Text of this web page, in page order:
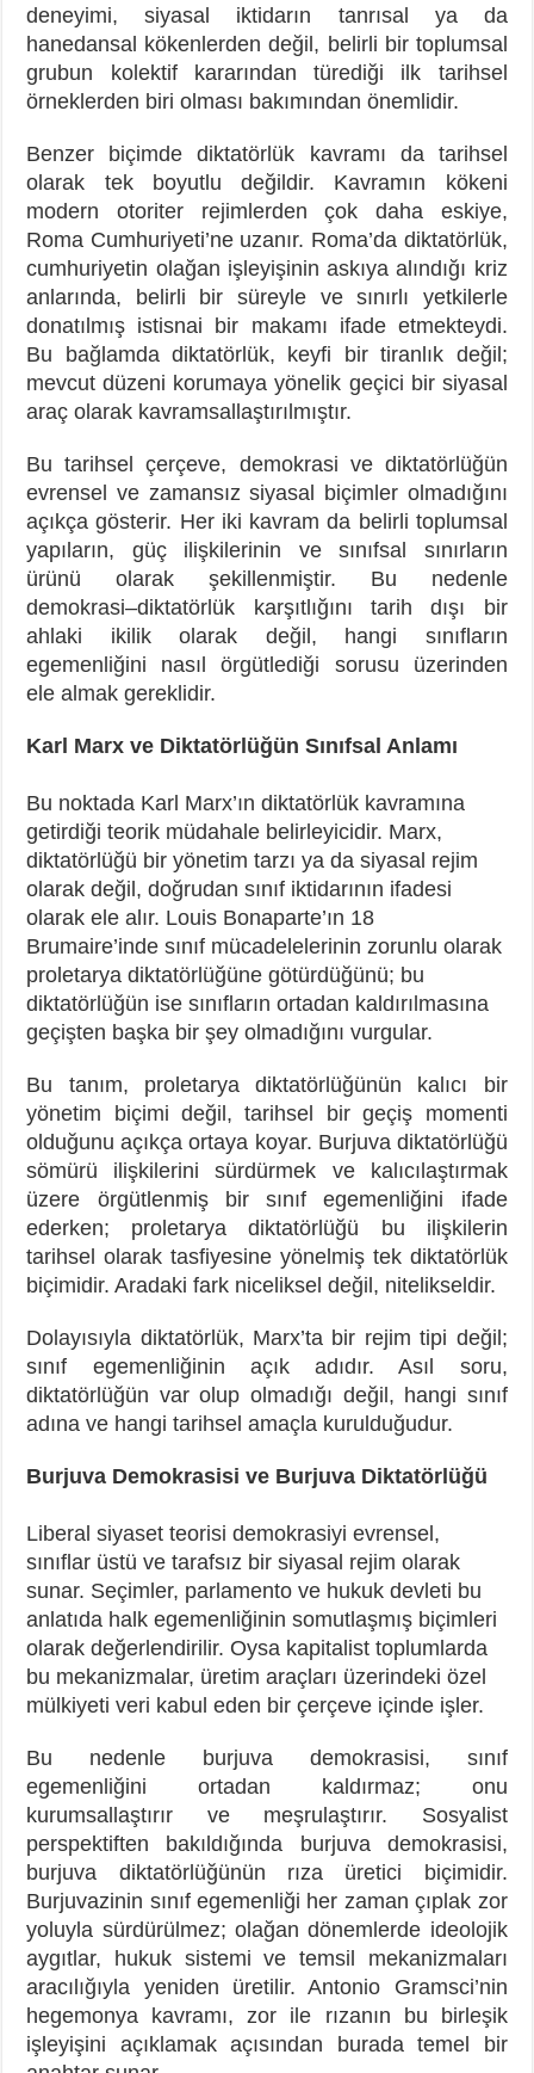
deneyimi, siyasal iktidarın tanrısal ya da
hanedansal kökenlerden değil, belirli bir toplumsal
grubun kolektif kararından türediği ilk tarihsel
örneklerden biri olması bakımından önemlidir.
Benzer biçimde diktatörlük kavramı da tarihsel
olarak tek boyutlu değildir. Kavramın kökeni
modern otoriter rejimlerden çok daha eskiye,
Roma Cumhuriyeti’ne uzanır. Roma’da diktatörlük,
cumhuriyetin olağan işleyişinin askıya alındığı kriz
anlarında, belirli bir süreyle ve sınırlı yetkilerle
donatılmış istisnai bir makamı ifade etmekteydi.
Bu bağlamda diktatörlük, keyfi bir tiranlık değil;
mevcut düzeni korumaya yönelik geçici bir siyasal
araç olarak kavramsallaştırılmıştır.
Bu tarihsel çerçeve, demokrasi ve diktatörlüğün
evrensel ve zamansız siyasal biçimler olmadığını
açıkça gösterir. Her iki kavram da belirli toplumsal
yapıların, güç ilişkilerinin ve sınıfsal sınırların
ürünü olarak şekillenmiştir. Bu nedenle
demokrasi–diktatörlük karşıtlığını tarih dışı bir
ahlaki ikilik olarak değil, hangi sınıfların
egemenliğini nasıl örgütlediği sorusu üzerinden
ele almak gereklidir.
Karl Marx ve Diktatörlüğün Sınıfsal Anlamı
Bu noktada Karl Marx’ın diktatörlük kavramına
getirdiği teorik müdahale belirleyicidir. Marx,
diktatörlüğü bir yönetim tarzı ya da siyasal rejim
olarak değil, doğrudan sınıf iktidarının ifadesi
olarak ele alır. Louis Bonaparte’ın 18
Brumaire’inde sınıf mücadelelerinin zorunlu olarak
proletarya diktatörlüğüne götürdüğünü; bu
diktatörlüğün ise sınıfların ortadan kaldırılmasına
geçişten başka bir şey olmadığını vurgular.
Bu tanım, proletarya diktatörlüğünün kalıcı bir
yönetim biçimi değil, tarihsel bir geçiş momenti
olduğunu açıkça ortaya koyar. Burjuva diktatörlüğü
sömürü ilişkilerini sürdürmek ve kalıcılaştırmak
üzere örgütlenmiş bir sınıf egemenliğini ifade
ederken; proletarya diktatörlüğü bu ilişkilerin
tarihsel olarak tasfiyesine yönelmiş tek diktatörlük
biçimidir. Aradaki fark niceliksel değil, nitelikseldir.
Dolayısıyla diktatörlük, Marx’ta bir rejim tipi değil;
sınıf egemenliğinin açık adıdır. Asıl soru,
diktatörlüğün var olup olmadığı değil, hangi sınıf
adına ve hangi tarihsel amaçla kurulduğudur.
Burjuva Demokrasisi ve Burjuva Diktatörlüğü
Liberal siyaset teorisi demokrasiyi evrensel,
sınıflar üstü ve tarafsız bir siyasal rejim olarak
sunar. Seçimler, parlamento ve hukuk devleti bu
anlatıda halk egemenliğinin somutlaşmış biçimleri
olarak değerlendirilir. Oysa kapitalist toplumlarda
bu mekanizmalar, üretim araçları üzerindeki özel
mülkiyeti veri kabul eden bir çerçeve içinde işler.
Bu nedenle burjuva demokrasisi, sınıf
egemenliğini ortadan kaldırmaz; onu
kurumsallaştırır ve meşrulaştırır. Sosyalist
perspektiften bakıldığında burjuva demokrasisi,
burjuva diktatörlüğünün rıza üretici biçimidir.
Burjuvazinin sınıf egemenliği her zaman çıplak zor
yoluyla sürdürülmez; olağan dönemlerde ideolojik
aygıtlar, hukuk sistemi ve temsil mekanizmaları
aracılığıyla yeniden üretilir. Antonio Gramsci’nin
hegemonya kavramı, zor ile rızanın bu birleşik
işleyişini açıklamak açısından burada temel bir